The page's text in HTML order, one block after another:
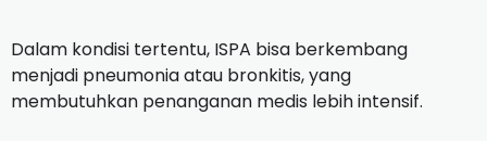
Dalam kondisi tertentu, ISPA bisa berkembang
menjadi pneumonia atau bronkitis, yang
membutuhkan penanganan medis lebih intensif.